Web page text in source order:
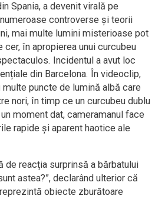
Spania, a devenit virală pe
controverse și teorii
mai multe lumini misterioase pot
în apropierea unui curcubeu
Incidentul a avut loc
din Barcelona. În videoclip,
puncte de lumină albă care
nori, în timp ce un curcubeu dublu
moment dat, cameramanul face
rapide și aparent haotice ale
reacția surprinsă a bărbatului
astea?”, declarând ulterior că
obiecte zburătoare